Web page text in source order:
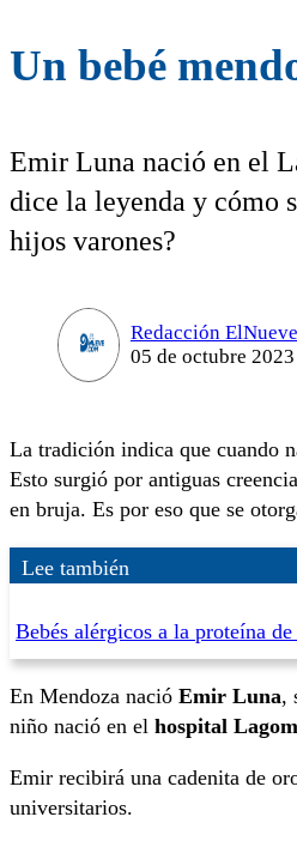
Un bebé
Emir Luna nació en el
dice la leyenda y cómo
hijos varones?
Redacción
05 de octubre 2023
La tradición indica que cuando
Esto surgió por antiguas
en bruja. Es por eso que se
Lee también
Bebés alérgicos a la proteína
En Mendoza nació Emir Luna,
niño nació en el hospital
Emir recibirá una cadenita de
universitarios.